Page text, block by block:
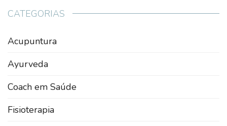
CATEGORIAS
Acupuntura
Ayurveda
Coach em Saúde
Fisioterapia